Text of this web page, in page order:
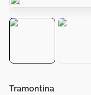
Tramontina
Cuadro
Sillas